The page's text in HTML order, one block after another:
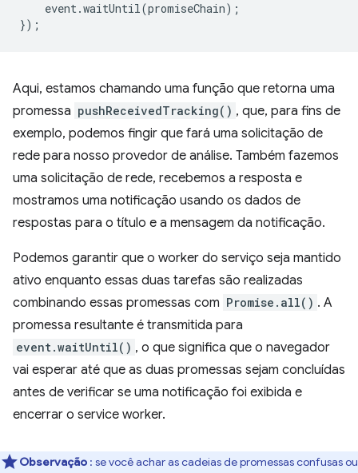
event.waitUntil(promiseChain);
});
Aqui, estamos chamando uma função que retorna uma
promessa pushReceivedTracking() , que, para fins de
exemplo, podemos fingir que fará uma solicitação de
rede para nosso provedor de análise. Também fazemos
uma solicitação de rede, recebemos a resposta e
mostramos uma notificação usando os dados de
respostas para o título e a mensagem da notificação.
Podemos garantir que o worker do serviço seja mantido
ativo enquanto essas duas tarefas são realizadas
combinando essas promessas com Promise.all() . A
promessa resultante é transmitida para
event.waitUntil() , o que significa que o navegador
vai esperar até que as duas promessas sejam concluídas
antes de verificar se uma notificação foi exibida e
encerrar o service worker.
Observação : se você achar as cadeias de promessas confusas ou